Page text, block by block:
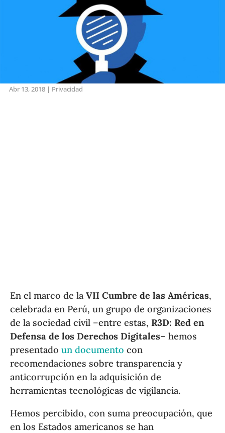
Abr 13, 2018| Privacidad
En el marco de laVII Cumbre de las Américas,
celebrada en Perú, un grupo de organizaciones
de la sociedad civil –entre estas, R3D: Red en
Defensa de los Derechos Digitales– hemos
presentadoun documento con
recomendaciones sobre transparencia y
anticorrupción en la adquisición de
herramientas tecnológicas de vigilancia.
Hemos percibido, con suma preocupación, que
en los Estados americanos se han